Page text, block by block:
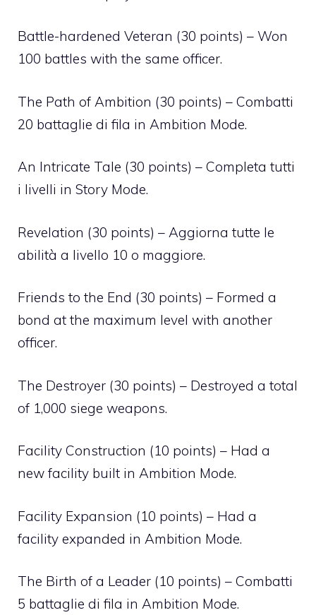
Battle-hardened Veteran (30 points) – Won
100 battles with the same officer.
The Path of Ambition (30 points) – Combatti
20 battaglie di fila in Ambition Mode.
An Intricate Tale (30 points) – Completa tutti
i livelli in Story Mode.
Revelation (30 points) – Aggiorna tutte le
abilità a livello 10 o maggiore.
Friends to the End (30 points) – Formed a
bond at the maximum level with another
officer.
The Destroyer (30 points) – Destroyed a total
of 1,000 siege weapons.
Facility Construction (10 points) – Had a
new facility built in Ambition Mode.
Facility Expansion (10 points) – Had a
facility expanded in Ambition Mode.
The Birth of a Leader (10 points) – Combatti
5 battaglie di fila in Ambition Mode.